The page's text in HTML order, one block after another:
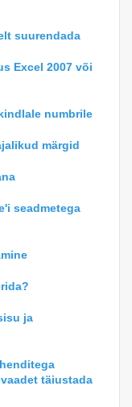
suurendada
Excel 2007 või
numbrile
märgid
seadmetega
ja
täiustada